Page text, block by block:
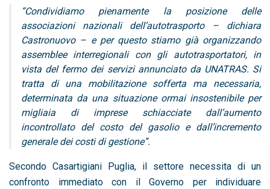
“Condividiamo pienamente la posizione delle
associazioni nazionali dell’autotrasporto – dichiara
Castronuovo – e per questo stiamo già organizzando
assemblee interregionali con gli autotrasportatori, in
vista del fermo dei servizi annunciato da UNATRAS. Si
tratta di una mobilitazione sofferta ma necessaria,
determinata da una situazione ormai insostenibile per
migliaia di imprese schiacciate dall’aumento
incontrollato del costo del gasolio e dall’incremento
generale dei costi di gestione”.
Secondo Casartigiani Puglia, il settore necessita di un
confronto immediato con il Governo per individuare